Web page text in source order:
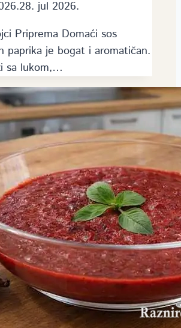
28. jul 2026.
Priprema Domaći sos
paprika je bogat i aromatičan.
sa lukom,…